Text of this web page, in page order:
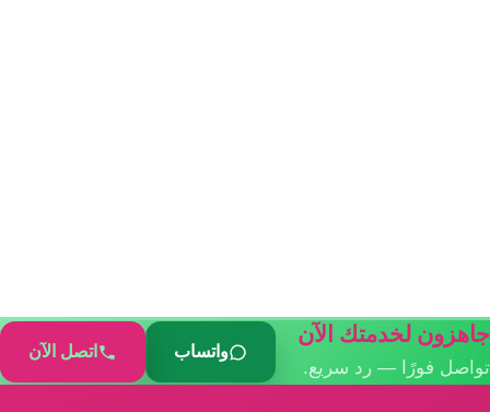
جاهزون لخدمتك الآن
تواصل فورًا — رد سريع.
واتساب اتصل الآن